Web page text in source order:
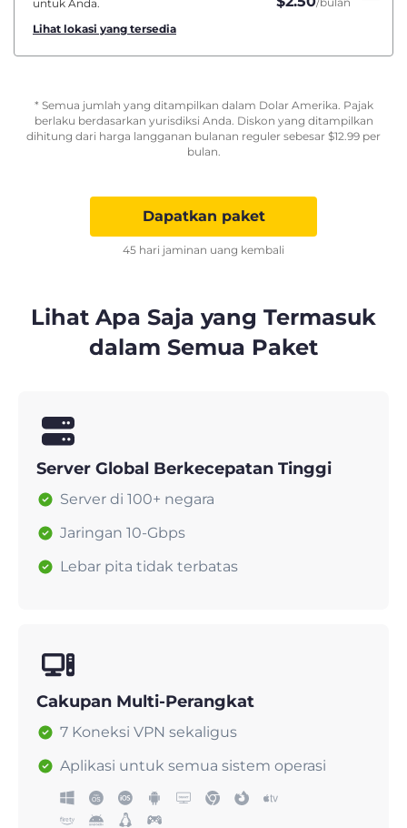
untuk Anda.
Lihat lokasi yang tersedia
* Semua jumlah yang ditampilkan dalam Dolar Amerika. Pajak
berlaku berdasarkan yurisdiksi Anda. Diskon yang ditampilkan
dihitung dari harga langganan bulanan reguler sebesar $12.99 per
bulan.
Dapatkan paket
45 hari jaminan uang kembali
Lihat Apa Saja yang Termasuk
dalam Semua Paket
Server Global Berkecepatan Tinggi
Server di 100+ negara
Jaringan 10-Gbps
Lebar pita tidak terbatas
Cakupan Multi-Perangkat
7 Koneksi VPN sekaligus
Aplikasi untuk semua sistem operasi